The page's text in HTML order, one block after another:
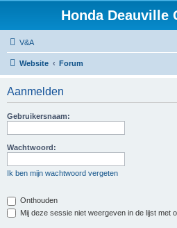
Honda Deauville
V&A
Website Forum
Aanmelden
Gebruikersnaam:
Wachtwoord:
Ik ben mijn wachtwoord vergeten
Onthouden
Mij deze sessie niet weergeven in de lijst met